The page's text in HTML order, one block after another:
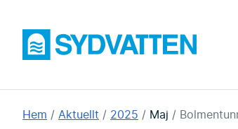
huvudinnehållet
Sydvatten
Du
Hem Aktuellt 2025 Maj